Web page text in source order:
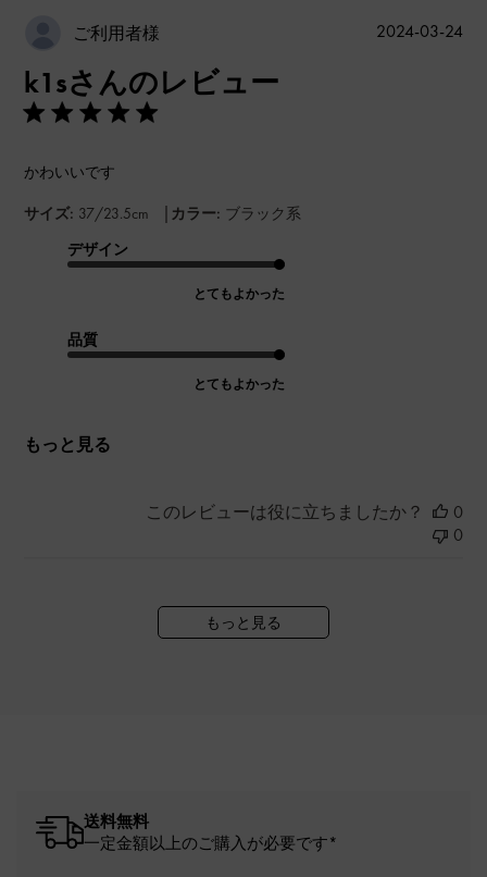
ご利用者様
k1sさんのレビュー
かわいいです
サイズ: 37/23.5cm | カラー: ブラック系
デザイン
とてもよかった
品質
とてもよかった
もっと見る
公
2024-03-24
このレビューは役に立ちましたか？
0
0
もっと見る
送料無料
一定金額以上のご購入が必要です*